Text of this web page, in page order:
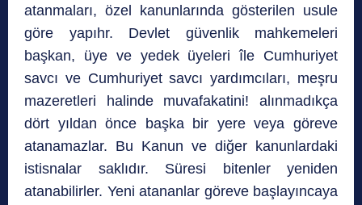
atanmaları, özel kanunlarında gösterilen usule
göre yapıhr. Devlet güvenlik mahkemeleri
başkan, üye ve yedek üyeleri île Cumhuriyet
savcı ve Cumhuriyet savcı yardımcıları, meşru
mazeretleri halinde muvafakatini! alınmadıkça
dört yıldan önce başka bir yere veya göreve
atanamazlar. Bu Kanun ve diğer kanunlardaki
istisnalar saklıdır. Süresi bitenler yeniden
atanabilirler. Yeni atananlar göreve başlayıncaya